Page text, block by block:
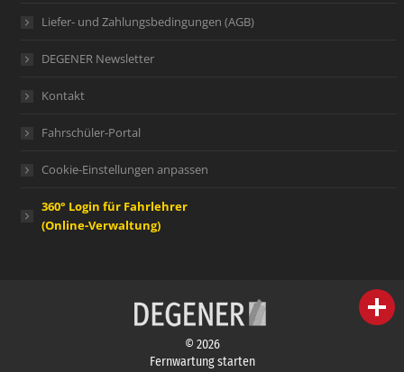
Liefer- und Zahlungsbedingungen (AGB)
DEGENER Newsletter
Kontakt
Fahrschüler-Portal
Cookie-Einstellungen anpassen
360° Login für Fahrlehrer
(Online-Verwaltung)
© 2026
Fernwartung starten
person IHR FACHBERATER
campaign